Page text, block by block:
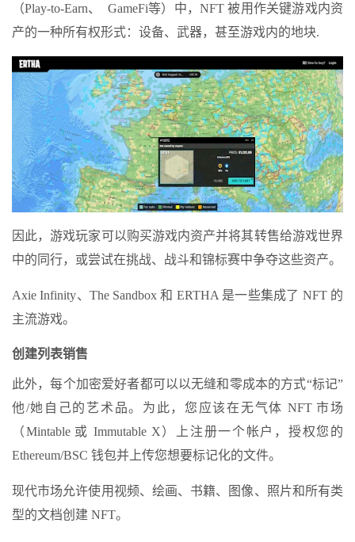
（Play-to-Earn、GameFi等）中，NFT 被用作关键游戏内资
产的一种所有权形式：设备、武器，甚至游戏内的地块.
因此，游戏玩家可以购买游戏内资产并将其转售给游戏世界
中的同行，或尝试在挑战、战斗和锦标赛中争夺这些资产。
Axie Infinity、The Sandbox 和 ERTHA 是一些集成了 NFT 的
主流游戏。
创建列表销售
此外，每个加密爱好者都可以以无缝和零成本的方式“标记”
他/她自己的艺术品。为此，您应该在无气体 NFT市场
（Mintable 或 Immutable X）上注册一个帐户，授权您的
Ethereum/BSC 钱包并上传您想要标记化的文件。
现代市场允许使用视频、绘画、书籍、图像、照片和所有类
型的文档创建 NFT。